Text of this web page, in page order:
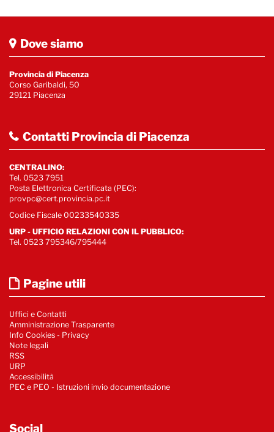
Dove siamo
Provincia di Piacenza
Corso Garibaldi, 50
29121 Piacenza
Contatti Provincia di Piacenza
CENTRALINO:
Tel. 0523 7951
Posta Elettronica Certificata (PEC):
provpc@cert.provincia.pc.it
Codice Fiscale 00233540335
URP - UFFICIO RELAZIONI CON IL PUBBLICO:
Tel. 0523 795346/795444
Pagine utili
Uffici e Contatti
Amministrazione Trasparente
Info Cookies - Privacy
Note legali
RSS
URP
Accessibilità
PEC e PEO - Istruzioni invio documentazione
Social